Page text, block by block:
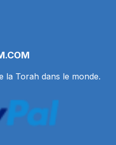
la Torah dans le monde.